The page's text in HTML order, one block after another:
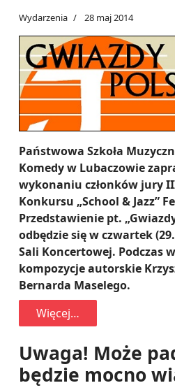
Wydarzenia 28 maj 2014
Państwowa Szkoła
Komedy w Lubaczowie
wykonaniu członków jury
Konkursu „School & Jazz”
Przedstawienie pt.
odbędzie się w czwartek
Sali Koncertowej. Podczas
kompozycje autorskie
Bernarda Maselego.
Więcej…
Uwaga! Może
będzie mocno